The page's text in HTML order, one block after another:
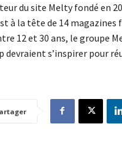
du site Melty fondé en
à la tête de 14
12 et 30 ans, le groupe
devraient s’inspirer pour